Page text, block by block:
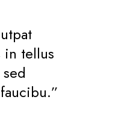
in tellus